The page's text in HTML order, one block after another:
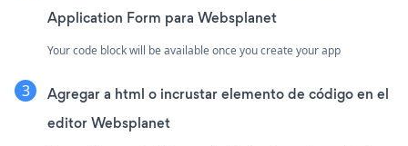
Application Form para Websplanet
Your code block will be available once you create your app
Agregar a html o incrustar elemento de código en el
editor Websplanet